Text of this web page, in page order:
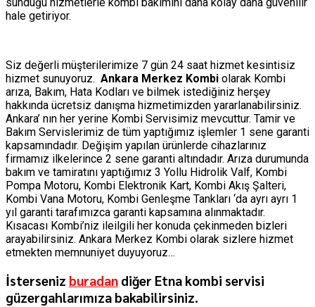
hale getiriyor.
Siz değerli müşterilerimize 7 gün 24 saat hizmet kesintisiz
hizmet sunuyoruz. Ankara Merkez Kombi olarak Kombi
arıza, Bakım, Hata Kodları ve bilmek istediğiniz herşey
hakkında ücretsiz danışma hizmetimizden yararlanabilirsiniz.
Ankara’ nın her yerine Kombi Servisimiz mevcuttur. Tamir ve
Bakım Servislerimiz de tüm yaptığımız işlemler 1 sene garanti
kapsamındadır. Değişim yapılan ürünlerde cihazlarınız
firmamız ilkelerince 2 sene garanti altındadır. Arıza durumunda
bakım ve tamiratını yaptığımız 3 Yollu Hidrolik Valf, Kombi
Pompa Motoru, Kombi Elektronik Kart, Kombi Akış Şalteri,
Kombi Vana Motoru, Kombi Genleşme Tankları ‘da ayrı ayrı 1
yıl garanti tarafımızca garanti kapsamına alınmaktadır.
Kısacası Kombi’niz ileilgili her konuda çekinmeden bizleri
arayabilirsiniz. Ankara Merkez Kombi olarak sizlere hizmet
etmekten memnuniyet duyuyoruz…
İsterseniz buradan diğer Etna kombi servisi
güzergahlarımıza bakabilirsiniz.